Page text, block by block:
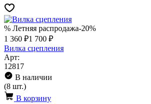
% Летняя распродажа-20%
1 360 ₽1 700 ₽
Вилка сцепления
Арт:
12817
В наличии
(8 шт.)
В корзину